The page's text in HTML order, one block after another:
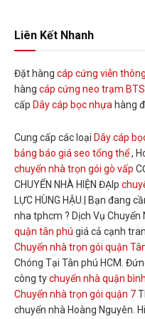
Liên Kết Nhanh
Đặt hàng cáp cứng viễn thông
hàng cáp cứng neo trạm BTS
cấp Dây cáp bọc nhựa hàng
Cung cấp các loại Dây cáp
bảng báo giá seo tổng thể,
chuyển nhà trọn gói gò vấp
CHUYỂN NHÀ HIỆN ĐẠIp
LỰC HÙNG HẬU.| Bạn đang
nha tphcm ? Dịch Vụ Chuyển
quận tân phú giá cả cạnh
Chuyển nhà trọn gói quận
Chóng Tại Tân phú HCM.
công tychuyển nhà quận
Chuyển nhà trọn gói quận 7
chuyển nhà Hoàng Nguyên.